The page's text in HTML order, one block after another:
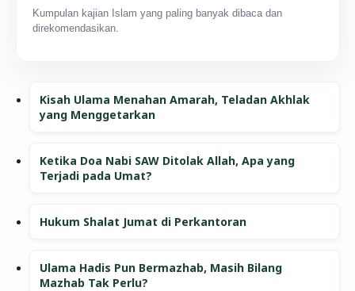
Kumpulan kajian Islam yang paling banyak dibaca dan
direkomendasikan.
Kisah Ulama Menahan Amarah, Teladan Akhlak
yang Menggetarkan
Ketika Doa Nabi SAW Ditolak Allah, Apa yang
Terjadi pada Umat?
Hukum Shalat Jumat di Perkantoran
Ulama Hadis Pun Bermazhab, Masih Bilang
Mazhab Tak Perlu?